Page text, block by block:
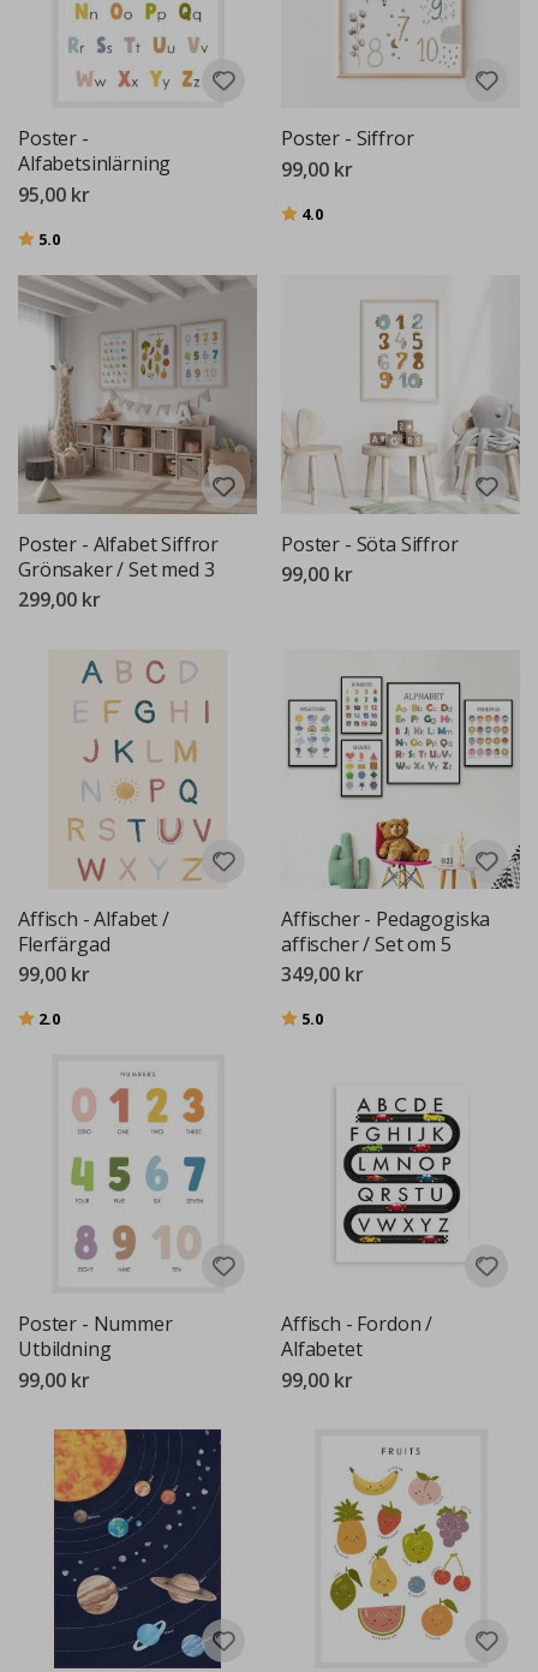
Poster -
Alfabetsinlärning
95,00 kr
Betyg:
5.0
Poster - Siffror
99,00 kr
Betyg:
4.0
Poster - Alfabet Siffror
Grönsaker / Set med 3
299,00 kr
Poster - Söta Siffror
99,00 kr
Affisch - Alfabet /
Flerfärgad
99,00 kr
Betyg:
2.0
Affischer - Pedagogiska
affischer / Set om 5
349,00 kr
Betyg:
5.0
Poster - Nummer
Utbildning
99,00 kr
Affisch - Fordon /
Alfabetet
99,00 kr